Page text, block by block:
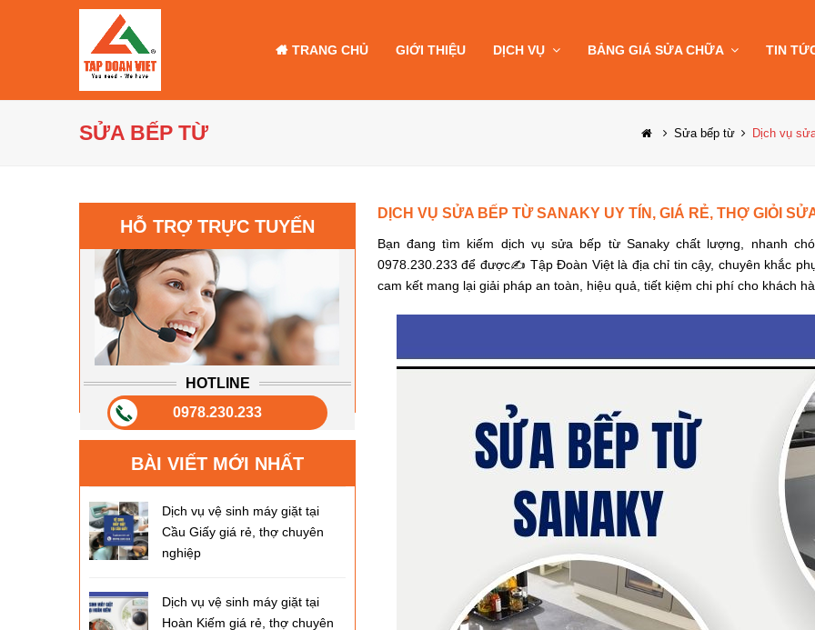
TRANG CHỦ GIỚI THIỆU DỊCH VỤ BẢNG GIÁ SỬA CHỮA TIN
SỬA BẾP TỪ Sửa bếp từ Dịch vụ
DỊCH VỤ SỬA BẾP TỪ SANAKY UY TÍN, GIÁ RẺ, THỢ GIỎI
Bạn đang tìm kiếm dịch vụ sửa bếp từ Sanaky chất lượng, nhanh
0978.230.233 để được✍ Tập Đoàn Việt là địa chỉ tin cậy, chuyên khắc
cam kết mang lại giải pháp an toàn, hiệu quả, tiết kiệm chi phí cho khách
HỖ TRỢ TRỰC TUYẾN
HOTLINE
0978.230.233
BÀI VIẾT MỚI NHẤT
Dịch vụ vệ sinh máy giặt tại
Cầu Giấy giá rẻ, thợ chuyên
nghiệp
Dịch vụ vệ sinh máy giặt tại
Hoàn Kiếm giá rẻ, thợ chuyên